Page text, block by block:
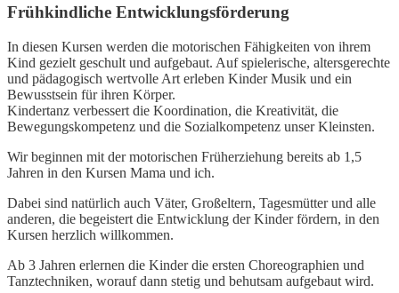
Frühkindliche Entwicklungsförderung
In diesen Kursen werden die motorischen Fähigkeiten von ihrem
Kind gezielt geschult und aufgebaut. Auf spielerische, altersgerechte
und pädagogisch wertvolle Art erleben Kinder Musik und ein
Bewusstsein für ihren Körper.
Kindertanz verbessert die Koordination, die Kreativität, die
Bewegungskompetenz und die Sozialkompetenz unser Kleinsten.
Wir beginnen mit der motorischen Früherziehung bereits ab 1,5
Jahren in den Kursen Mama und ich.
Dabei sind natürlich auch Väter, Großeltern, Tagesmütter und alle
anderen, die begeistert die Entwicklung der Kinder fördern, in den
Kursen herzlich willkommen.
Ab 3 Jahren erlernen die Kinder die ersten Choreographien und
Tanztechniken, worauf dann stetig und behutsam aufgebaut wird.